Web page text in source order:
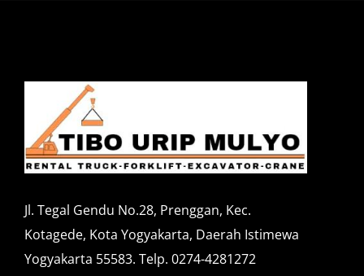
Jl. Tegal Gendu No.28, Prenggan, Kec.
Kotagede, Kota Yogyakarta, Daerah Istimewa
Yogyakarta 55583. Telp. 0274-4281272